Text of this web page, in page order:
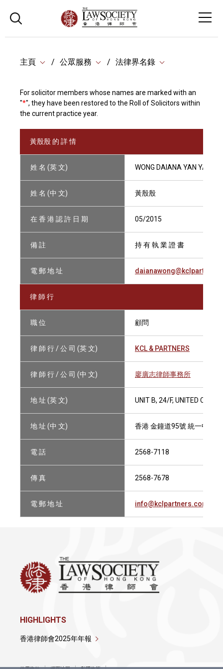
主頁 公眾服務 法律界名錄
For solicitor members whose names are marked with an
"*", they have been restored to the Roll of Solicitors within
the current practice year.
黃殷殷 的 詳 情
姓 名 (英 文) WONG DAIANA YAN YAN
姓 名 (中 文) 黃殷殷
在 香 港 認 許 日 期 05/2015
備 註 持 有 執 業 證 書
電 郵 地 址
律 師 行
職 位 顧問
律 師 行 / 公 司 (英 文) KCL & PARTNERS
律 師 行 / 公 司 (中 文) 廖廣志律師事務所
地 址 (英 文) UNIT B, 24/F, UNITED
地 址 (中 文) 香港 金鐘道95號 統一中心
電 話 2568-7118
傳 真 2568-7678
電 郵 地 址 info@kclpartners.com
HIGHLIGHTS
香港律師會2025年年報